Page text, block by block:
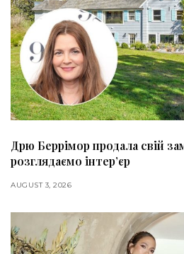
Дрю Беррімор продала свій
розглядаємо інтер’єр
AUGUST 3, 2026